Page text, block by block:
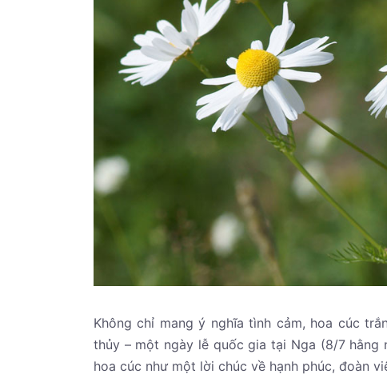
Không chỉ mang ý nghĩa tình cảm, hoa cúc
thủy – một ngày lễ quốc gia tại Nga (8/7 hằng
hoa cúc như một lời chúc về hạnh phúc, đoàn